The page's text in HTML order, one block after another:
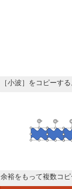
［小波］をコピーす
余裕をもって複数コ